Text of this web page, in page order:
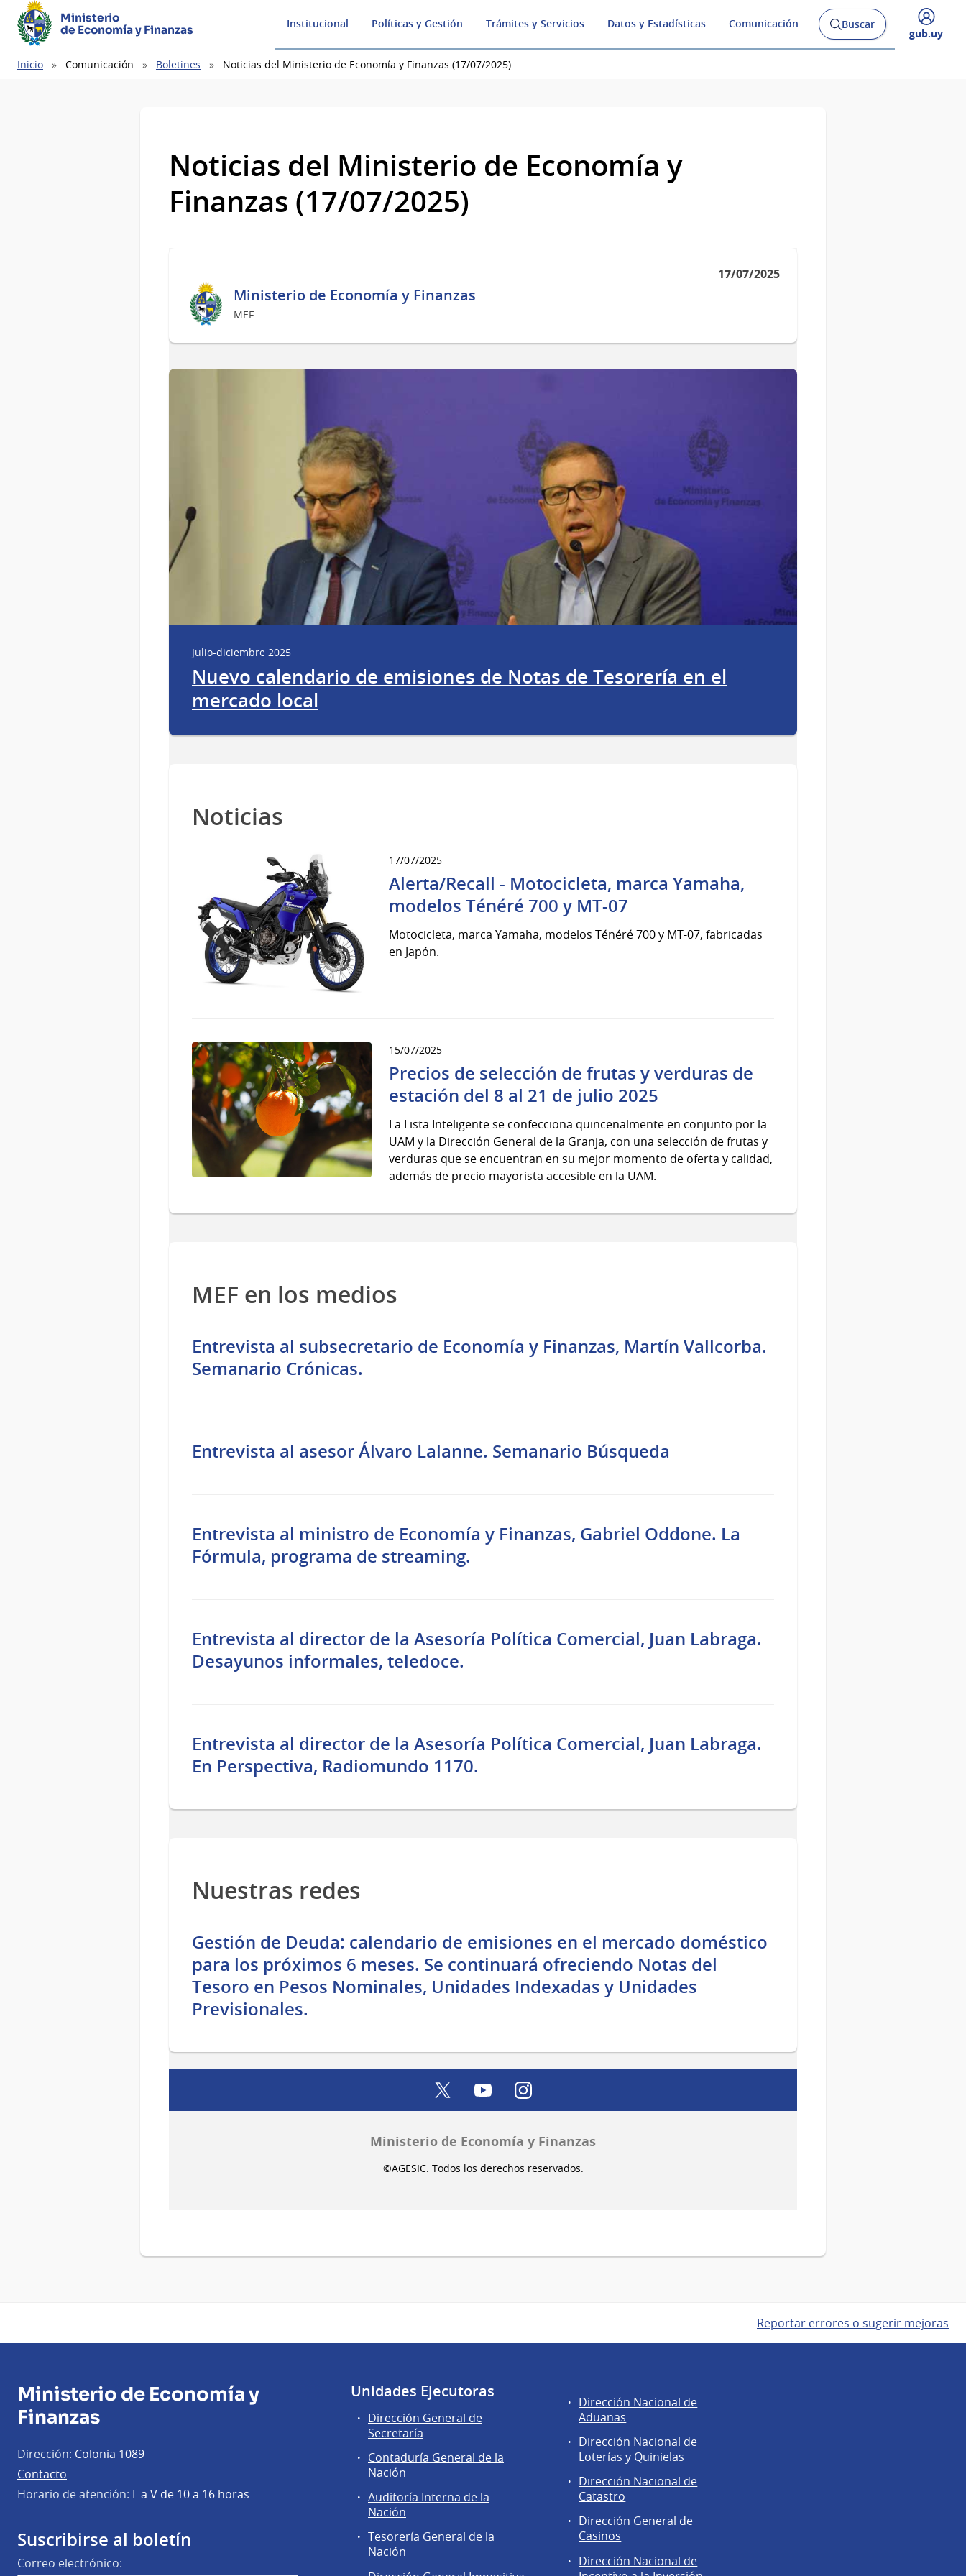
Ministerio
de Economía y Finanzas
Institucional Políticas y Gestión Trámites y Servicios Datos y Estadísticas Comunicación
Abrir
buscador
Buscar
Desplegar
gub.uy
Ruta
Inicio Comunicación Boletines Noticias del Ministerio de Economía y Finanzas (17/07/2025)
Noticias del Ministerio de Economía y
Finanzas (17/07/2025)
17/07/2025
Ministerio de Economía y Finanzas
MEF
Julio-diciembre 2025
Nuevo calendario de emisiones de Notas de Tesorería en el
mercado local
Noticias
17/07/2025
Alerta/Recall - Motocicleta, marca Yamaha,
modelos Ténéré 700 y MT-07
Motocicleta, marca Yamaha, modelos Ténéré 700 y MT-07, fabricadas
en Japón.
15/07/2025
Precios de selección de frutas y verduras de
estación del 8 al 21 de julio 2025
La Lista Inteligente se confecciona quincenalmente en conjunto por la
UAM y la Dirección General de la Granja, con una selección de frutas y
verduras que se encuentran en su mejor momento de oferta y calidad,
además de precio mayorista accesible en la UAM.
MEF en los medios
Entrevista al subsecretario de Economía y Finanzas, Martín Vallcorba.
Semanario Crónicas.
Entrevista al asesor Álvaro Lalanne. Semanario Búsqueda
Entrevista al ministro de Economía y Finanzas, Gabriel Oddone. La
Fórmula, programa de streaming.
Entrevista al director de la Asesoría Política Comercial, Juan Labraga.
Desayunos informales, teledoce.
Entrevista al director de la Asesoría Política Comercial, Juan Labraga.
En Perspectiva, Radiomundo 1170.
Nuestras redes
Gestión de Deuda: calendario de emisiones en el mercado doméstico
para los próximos 6 meses. Se continuará ofreciendo Notas del
Tesoro en Pesos Nominales, Unidades Indexadas y Unidades
Previsionales.
twitter youtube
Ministerio de Economía y Finanzas
©AGESIC. Todos los derechos reservados.
Reportar errores o sugerir mejoras
Ministerio de Economía y
Finanzas
Dirección: Colonia 1089
Contacto
Horario de atención: L a V de 10 a 16 horas
Suscribirse al boletín
Correo electrónico:
Unidades Ejecutoras
Dirección General de
Secretaría
Contaduría General de la
Nación
Auditoría Interna de la
Nación
Tesorería General de la
Nación
Áreas
de
Dirección
General
de
Secretaría
Dirección Nacional de
Aduanas
Dirección Nacional de
Loterías y Quinielas
Dirección Nacional de
Catastro
Dirección General de
Casinos
Dirección Nacional de